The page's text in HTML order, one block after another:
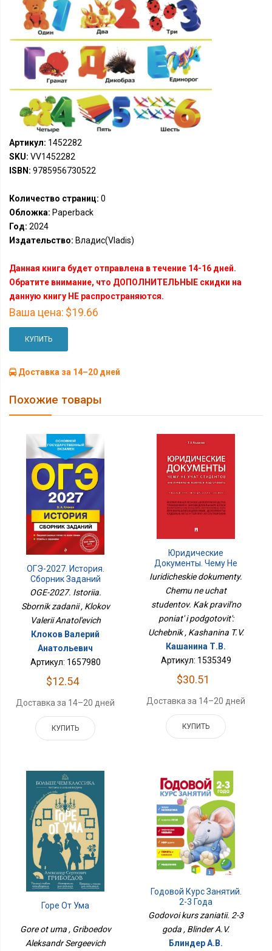
Артикул: 1452282
SKU: VV1452282
ISBN: 9785956730522
Количество страниц: 0
Обложка: Paperback
Год: 2024
Издательство: Владис(Vladis)
Данная книга будет отправлена в течение 14-16 дней.
Обратите внимание, что ДОПОЛНИТЕЛЬНЫЕ скидки на
данную книгу НЕ распространяются.
Ваша цена: $19.66
КУПИТЬ
Доставка за 14–20 дней
Похожие товары
ОГЭ-2027. История.
Сборник Заданий
OGE-2027. Istoriia.
Sbornik zadanii , Klokov
Valerii Anatol'evich
Клоков Валерий
Анатольевич
Артикул: 1657980
$12.54
Доставка за 14–20 дней
КУПИТЬ
Юридические
Документы. Чему Не
Учат Студентов. Как
Правильно Понять И
Подготовить: Учебник
Iuridicheskie dokumenty.
Chemu ne uchat
studentov. Kak pravil'no
poniat' i podgotovit':
Uchebnik , Kashanina T.V.
Кашанина Т.В.
Артикул: 1535349
$30.51
Доставка за 14–20 дней
КУПИТЬ
Горе От Ума
Gore ot uma , Griboedov
Aleksandr Sergeevich
Годовой Курс Занятий.
2-3 Года
Godovoi kurs zaniatii. 2-3
goda , Blinder A.V.
Блиндер А.В.